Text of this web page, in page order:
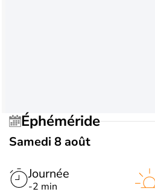
Éphéméride
Samedi 8 août
Journée
-2 min